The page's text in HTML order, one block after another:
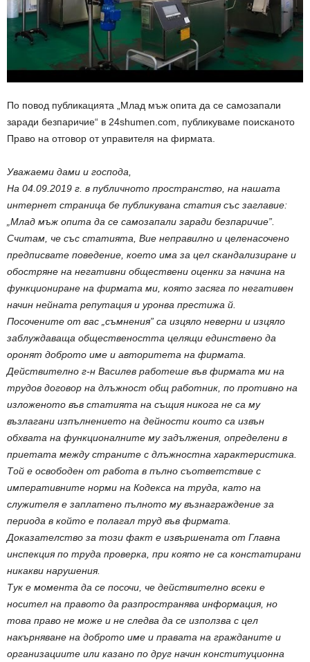
По повод публикацията „Млад мъж опита да се самозапали
заради безпаричие“ в 24shumen.com, публикуваме поисканото
Право на отговор от управителя на фирмата.
Уважаеми дами и господа,
На 04.09.2019 г. в публичното пространство, на нашата
интернет страница бе публикувана статия със заглавие:
„Млад мъж опита да се самозапали заради безпаричие”.
Считам, че със статията, Вие неправилно и целенасочено
предписвате поведение, което има за цел скандализиране и
обостряне на негативни обществени оценки за начина на
функциониране на фирмата ми, която засяга по негативен
начин нейната репутация и уронва престижа й.
Посочените от вас „съмнения” са изцяло неверни и изцяло
заблуждаваща обществеността целящи единствено да
оронят доброто име и авторитета на фирмата.
Действително г-н Василев работеше във фирмата ми на
трудов договор на длъжност общ работник, по противно на
изложеното във статията на същия никога не са му
възлагани изпълнението на дейности които са извън
обхвата на функционалните му задължения, определени в
приетата между страните с длъжностна характеристика.
Той е освободен от работа в пълно съответствие с
императивните норми на Кодекса на труда, като на
служителя е заплатено пълното му възнаграждение за
периода в който е полагал труд във фирмата.
Доказателство за този факт е извършената от Главна
инспекция по труда проверка, при която не са констатирани
никакви нарушения.
Тук е момента да се посочи, че действително всеки е
носител на правото да разпространява информация, но
това право не може и не следва да се използва с цел
накърняване на доброто име и правата на гражданите и
организациите или казано по друг начин конституционна